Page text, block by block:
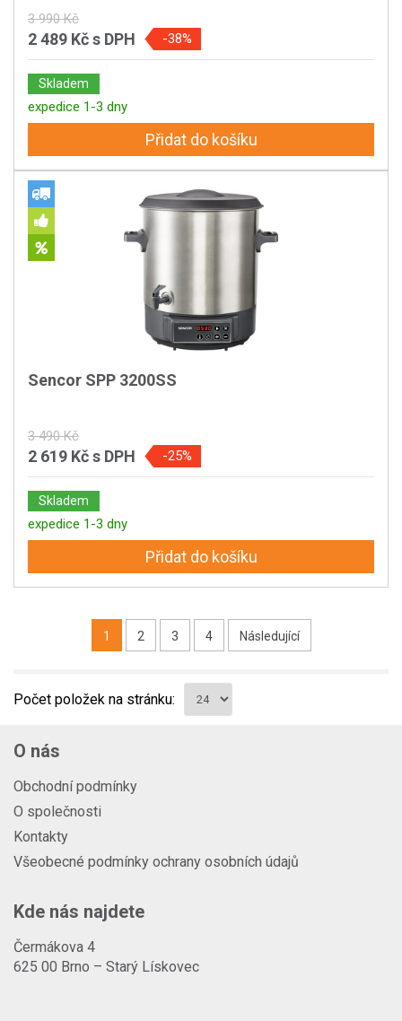
3 990 Kč
2 489 Kčs DPH -38%
Skladem
expedice 1-3 dny
Přidat do košíku
Sencor SPP 3200SS
3 490 Kč
2 619 Kčs DPH -25%
Skladem
expedice 1-3 dny
Přidat do košíku
1 2 3 4 Následující
Počet položek na stránku:
O nás
Obchodní podmínky
O společnosti
Kontakty
Všeobecné podmínky ochrany osobních údajů
Kde nás najdete
Čermákova 4
625 00 Brno – Starý Lískovec